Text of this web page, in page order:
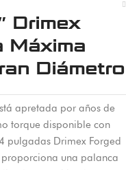
Drimex
Máxima
Diámetro
apretada por años de
torque disponible con
pulgadas Drimex Forged
una palanca